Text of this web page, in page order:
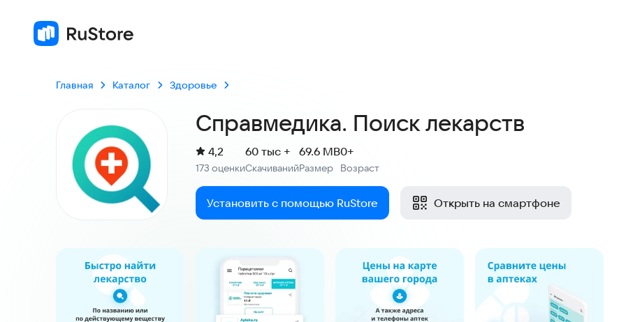
Главная Каталог Здоровье
Справмедика. Поиск лекарств
Рейтинг:
4,2
173 оценкиСкачиваний
60 тыс +
Размер
69.6 MB
Возраст
0+
Установить с помощью RuStore Открыть на смартфоне